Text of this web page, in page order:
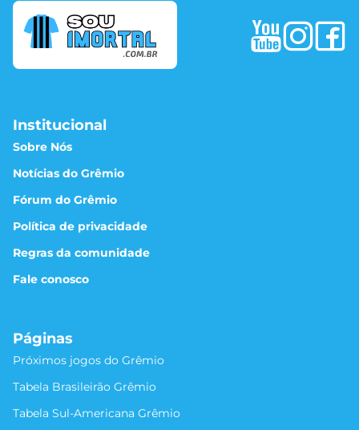
Institucional
Sobre Nós
Notícias do Grêmio
Fórum do Grêmio
Política de privacidade
Regras da comunidade
Fale conosco
Páginas
Próximos jogos do Grêmio
Tabela Brasileirão Grêmio
Tabela Sul-Americana Grêmio